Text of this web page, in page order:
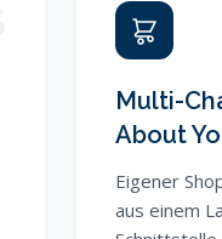
Multi-
About
Eigener
aus einem